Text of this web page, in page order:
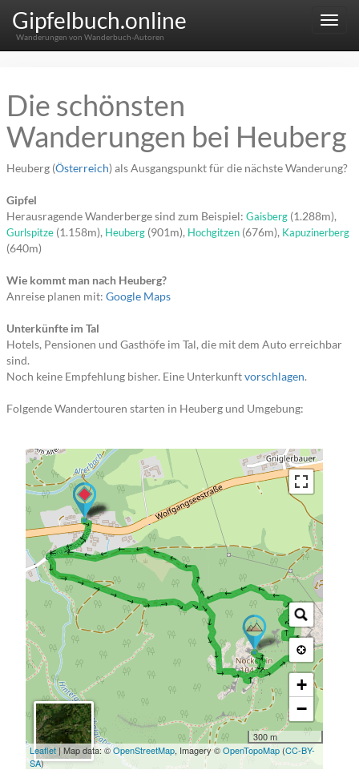
Menu
Gipfelbuch.online
Wanderungen von Wanderbuch-Autoren
Die schönsten
Wanderungen bei Heuberg
Heuberg (Österreich) als Ausgangspunkt für die nächste Wanderung?
Gipfel
Herausragende Wanderberge sind zum Beispiel: Gaisberg (1.288m),
Gurlspitze (1.158m), Heuberg (901m), Hochgitzen (676m), Kapuzinerberg
(640m)
Wie kommt man nach Heuberg?
Anreise planen mit: Google Maps
Unterkünfte im Tal
Hotels, Pensionen und Gasthöfe im Tal, die mit dem Auto erreichbar
sind.
Noch keine Empfehlung bisher. Eine Unterkunftvorschlagen.
Folgende Wandertouren starten in Heuberg und Umgebung:
→ → → → → → → → → → → → → → → → → → → → → → → → → → → → → → → → → → → → → → → → → → → → → → → → → → → →
+
−
300 m
Leaflet | Map data: ©OpenStreetMap, Imagery ©OpenTopoMap (CC-BY-
SA)